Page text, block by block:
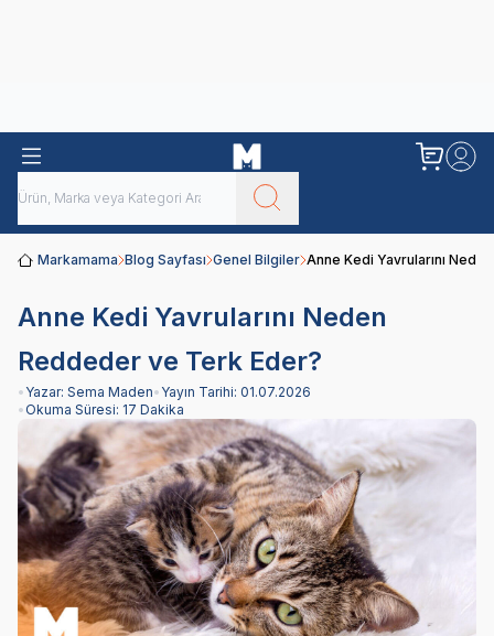
Markamama Blog Sayfası Genel Bilgiler Anne Kedi Yavrularını
Anne Kedi Yavrularını Neden
Reddeder ve Terk Eder?
• Yazar: Sema Maden• Yayın Tarihi: 01.07.2026
•Okuma Süresi: 17 Dakika